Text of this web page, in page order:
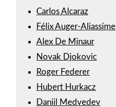
Carlos Alcaraz
Félix Auger-Aliassime
Alex De Minaur
Novak Djokovic
Roger Federer
Hubert Hurkacz
Daniil Medvedev